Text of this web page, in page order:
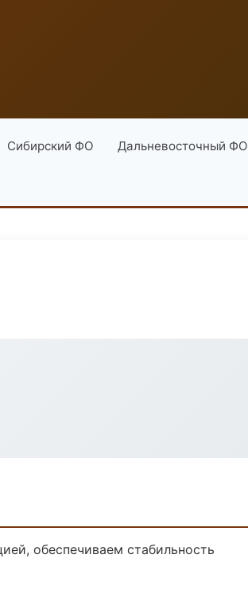
Сибирский ФО Дальневосточный ФО
обеспечиваем стабильность